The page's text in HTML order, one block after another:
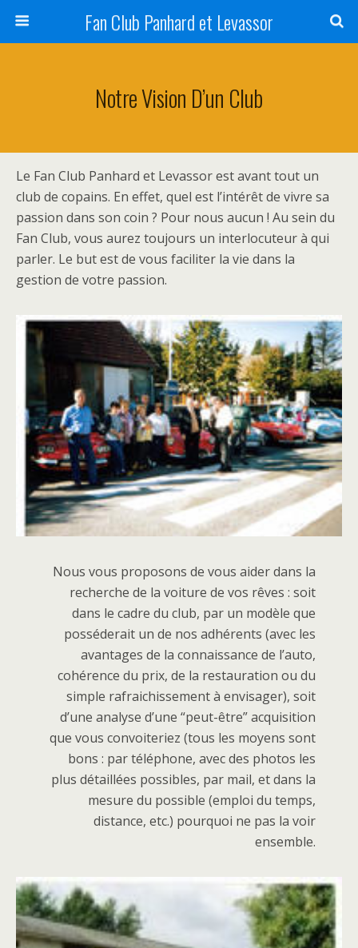
Fan Club Panhard et Levassor
Notre Vision D’un Club
Le Fan Club Panhard et Levassor est avant tout un
club de copains. En effet, quel est l’intérêt de vivre sa
passion dans son coin ? Pour nous aucun ! Au sein du
Fan Club, vous aurez toujours un interlocuteur à qui
parler. Le but est de vous faciliter la vie dans la
gestion de votre passion.
Nous vous proposons de vous aider dans la
recherche de la voiture de vos rêves : soit
dans le cadre du club, par un modèle que
posséderait un de nos adhérents (avec les
avantages de la connaissance de l’auto,
cohérence du prix, de la restauration ou du
simple rafraichissement à envisager), soit
d’une analyse d’une “peut-être” acquisition
que vous convoiteriez (tous les moyens sont
bons : par téléphone, avec des photos les
plus détaillées possibles, par mail, et dans la
mesure du possible (emploi du temps,
distance, etc.) pourquoi ne pas la voir
ensemble.